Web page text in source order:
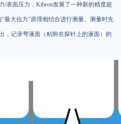
表面压力，Kibron发展了一种新的精度超
最大拉力”原理相结合进行测量。测量时先
，记录弯液面（粘附在探针上的液面）的